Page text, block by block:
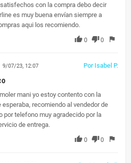
con la compra debo decir
es muy buena envían siempre a
aqui los recomiendo.
thumb_up 0 thumb_down0 flag
9/07/23, 12:07 Por Isabel P.
mani yo estoy contento con la
recomiendo al vendedor de
por telefono muy agradecido por la
de entrega.
thumb_up 0 thumb_down0 flag